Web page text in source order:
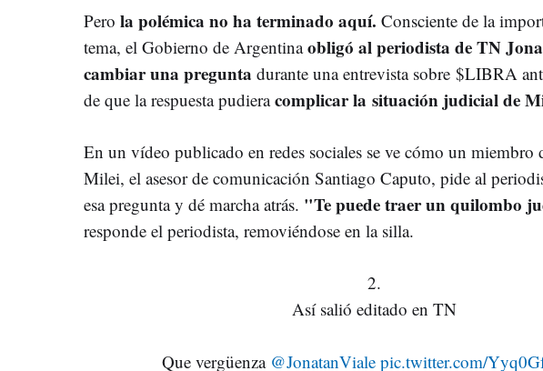
Pero la polémica no ha terminado aquí. Consciente de la
tema, el Gobierno de Argentinaobligó al periodista de TN
cambiar una pregunta durante una entrevista sobre $LIBRA
de que la respuesta pudieracomplicar la situación judicial de
En un vídeo publicado en redes sociales se ve cómo un miembro
Milei, el asesor de comunicación Santiago Caputo, pide al
esa pregunta y dé marcha atrás. "Te puede traer un quilombo
responde el periodista, removiéndose en la silla.
2.
Así salió editado en TN
Que vergüenza @JonatanViale pic.twitter.com/